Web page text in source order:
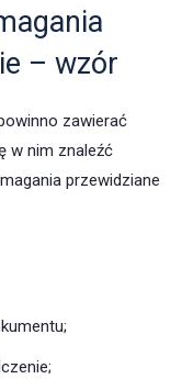
– wzór
zawierać
w nim znaleźć
przewidziane